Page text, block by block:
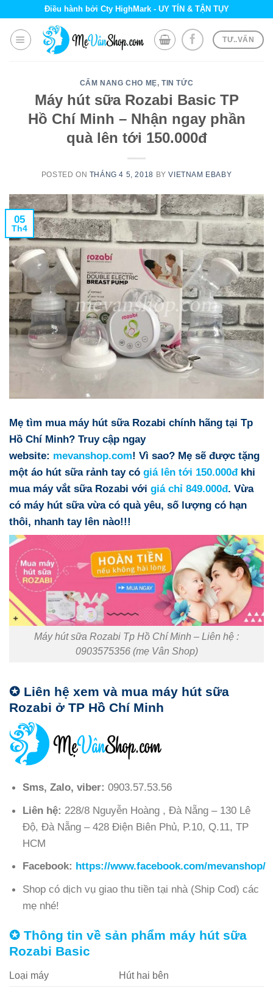
content
Điều hành bởi Cty HighMark - UY TÍN & TẬN TỤY
TƯ..VẤN
CẨM NANG CHO MẸ,TIN TỨC
Máy hút sữa Rozabi Basic TP
Hồ Chí Minh – Nhận ngay phần
quà lên tới 150.000đ
POSTED ON THÁNG 4 5, 2018 BYVIETNAM EBABY
05
Th4
Mẹ tìm mua máy hút sữa Rozabi chính hãng tại Tp
Hồ Chí Minh? Truy cập ngay
website: mevanshop.com! Vì sao? Mẹ sẽ được tặng
một áo hút sữa rảnh tay có giá lên tới 150.000đ khi
mua máy vắt sữa Rozabi với giá chỉ 849.000đ. Vừa
có máy hút sữa vừa có quà yêu, số lượng có hạn
thôi, nhanh tay lên nào!!!
Máy hút sữa Rozabi Tp Hồ Chí Minh – Liên hệ :
0903575356 (mẹ Vân Shop)
✪ Liên hệ xem và mua máy hút sữa
Rozabi ở TP Hồ Chí Minh
Sms, Zalo, viber: 0903.57.53.56
Liên hệ: 228/8 Nguyễn Hoàng , Đà Nẵng – 130 Lê
Độ, Đà Nẵng – 428 Điện Biên Phủ, P.10, Q.11, TP
HCM
Facebook: https://www.facebook.com/mevanshop/
Shop có dịch vụ giao thu tiền tại nhà (Ship Cod) các
mẹ nhé!
✪ Thông tin về sản phẩm máy hút sữa
Rozabi Basic
Loại máy Hút hai bên